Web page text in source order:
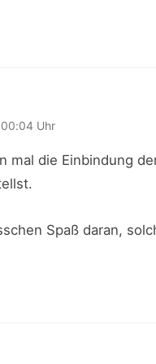
Uhr
mal die Einbindung
Spaß daran,